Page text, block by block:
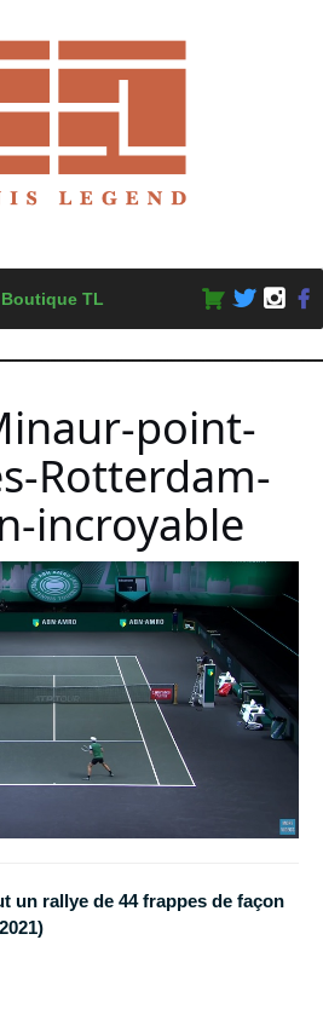
Boutique TL
point-
Rotterdam-
incroyable
un rallye de 44 frappes de façon